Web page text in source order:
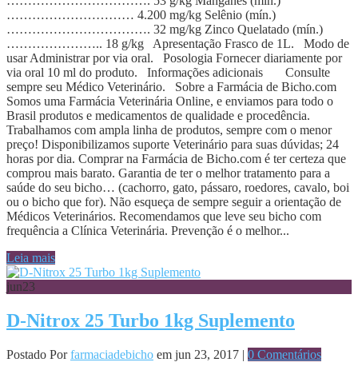
………………………… 4.200 mg/kg Selênio (mín.)
……………………………. 32 mg/kg Zinco Quelatado (mín.)
………………….. 18 g/kg Apresentação Frasco de 1L. Modo de
usar Administrar por via oral. Posologia Fornecer diariamente por
via oral 10 ml do produto. Informações adicionais Consulte
sempre seu Médico Veterinário. Sobre a Farmácia de Bicho.com
Somos uma Farmácia Veterinária Online, e enviamos para todo o
Brasil produtos e medicamentos de qualidade e procedência.
Trabalhamos com ampla linha de produtos, sempre com o menor
preço! Disponibilizamos suporte Veterinário para suas dúvidas; 24
horas por dia. Comprar na Farmácia de Bicho.com é ter certeza que
comprou mais barato. Garantia de ter o melhor tratamento para a
saúde do seu bicho… (cachorro, gato, pássaro, roedores, cavalo, boi
ou o bicho que for). Não esqueça de sempre seguir a orientação de
Médicos Veterinários. Recomendamos que leve seu bicho com
frequência a Clínica Veterinária. Prevenção é o melhor...
Leia mais
jun23
D-Nitrox 25 Turbo 1kg Suplemento
Postado Porfarmaciadebicho em jun 23, 2017 | 0 Comentários